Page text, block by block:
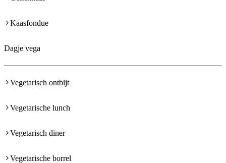
Kaasfondue
Dagje vega
Vegetarisch ontbijt
Vegetarische lunch
Vegetarisch diner
Vegetarische borrel